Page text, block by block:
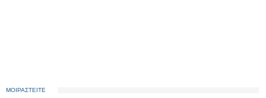
ΜΟΙΡΑΣΤΕΙΤΕ